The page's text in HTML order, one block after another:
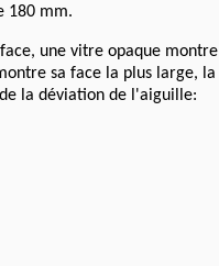
180 mm.
une vitre opaque montre
sa face la plus large, la
la déviation de l'aiguille: